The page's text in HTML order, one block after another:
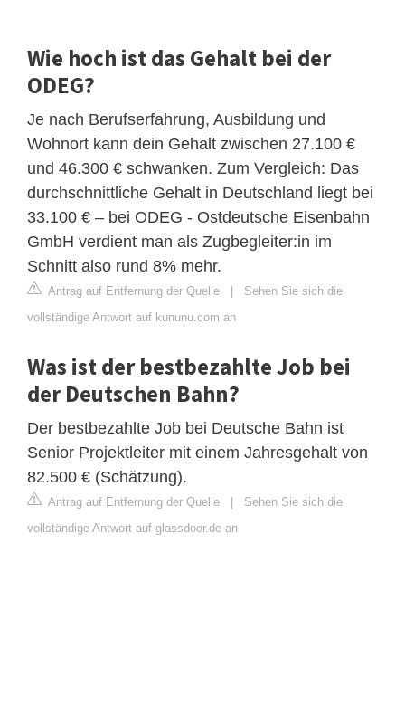
Wie hoch ist das Gehalt bei der
ODEG?
Je nach Berufserfahrung, Ausbildung und
Wohnort kann dein Gehalt zwischen 27.100 €
und 46.300 € schwanken. Zum Vergleich: Das
durchschnittliche Gehalt in Deutschland liegt bei
33.100 € – bei ODEG - Ostdeutsche Eisenbahn
GmbH verdient man als Zugbegleiter:in im
Schnitt also rund 8% mehr.
Antrag auf Entfernung der Quelle
Sehen Sie sich die
vollständige Antwort auf kununu.com an
Was ist der bestbezahlte Job bei
der Deutschen Bahn?
Der bestbezahlte Job bei Deutsche Bahn ist
Senior Projektleiter mit einem Jahresgehalt von
82.500 € (Schätzung).
Antrag auf Entfernung der Quelle
Sehen Sie sich die
vollständige Antwort auf glassdoor.de an